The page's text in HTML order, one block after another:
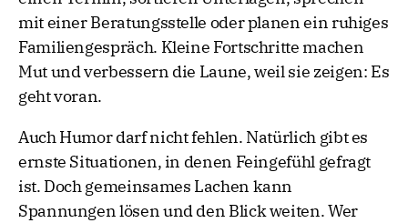
mit einer Beratungsstelle oder planen ein ruhiges
Familiengespräch. Kleine Fortschritte machen
Mut und verbessern die Laune, weil sie zeigen: Es
geht voran.
Auch Humor darf nicht fehlen. Natürlich gibt es
ernste Situationen, in denen Feingefühl gefragt
ist. Doch gemeinsames Lachen kann
Spannungen lösen und den Blick weiten. Wer